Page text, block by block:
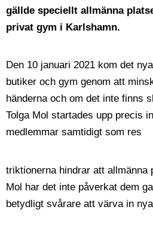
gällde speciellt allmänna
privat gym i Karlshamn.
Den 10 januari 2021 kom det
butiker och gym genom att
händerna och om det inte finns
Tolga Mol startades upp precis
medlemmar samtidigt som res
triktionerna hindrar att allmänna
Mol har det inte påverkat dem
betydligt svårare att värva in